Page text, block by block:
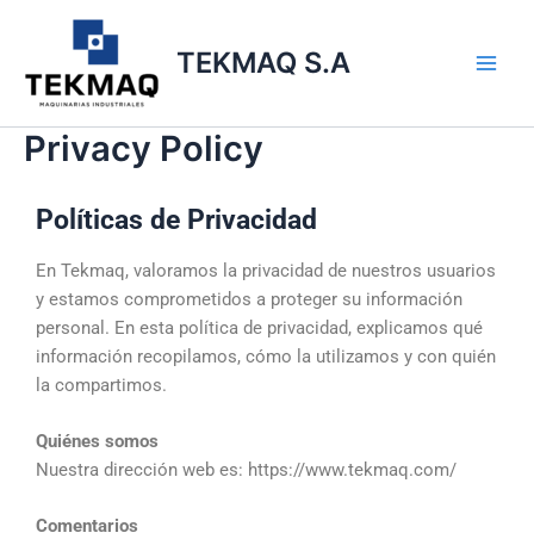
contenido
TEKMAQ S.A
Privacy Policy
Políticas de Privacidad
En Tekmaq, valoramos la privacidad de nuestros usuarios
y estamos comprometidos a proteger su información
personal. En esta política de privacidad, explicamos qué
información recopilamos, cómo la utilizamos y con quién
la compartimos.
Quiénes somos
Nuestra dirección web es: https://www.tekmaq.com/
Comentarios